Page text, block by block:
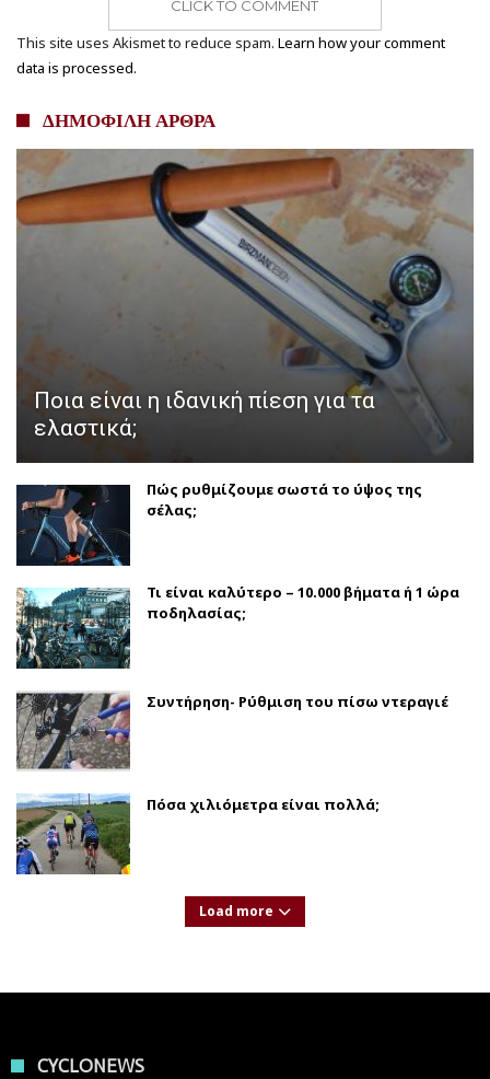
CLICK TO COMMENT
This site uses Akismet to reduce spam. Learn how your comment
data is processed.
ΔΗΜΟΦΙΛΗ ΑΡΘΡΑ
Ποια είναι η ιδανική πίεση για τα
ελαστικά;
Πώς ρυθμίζουμε σωστά το ύψος της
σέλας;
Τι είναι καλύτερο – 10.000 βήματα ή 1 ώρα
ποδηλασίας;
Συντήρηση- Ρύθμιση του πίσω ντεραγιέ
Πόσα χιλιόμετρα είναι πολλά;
Load more
CYCLONEWS